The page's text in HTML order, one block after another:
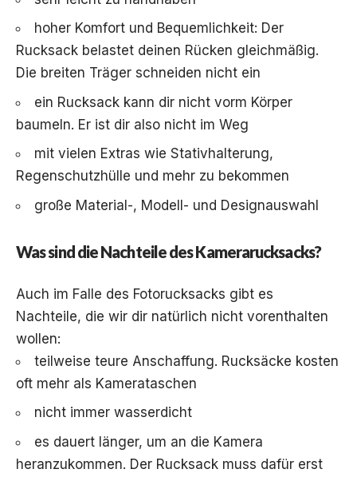
hoher Komfort und Bequemlichkeit: Der
Rucksack belastet deinen Rücken gleichmäßig.
Die breiten Träger schneiden nicht ein
ein Rucksack kann dir nicht vorm Körper
baumeln. Er ist dir also nicht im Weg
mit vielen Extras wie Stativhalterung,
Regenschutzhülle und mehr zu bekommen
große Material-, Modell- und Designauswahl
Was sind die Nachteile des Kamerarucksacks?
Auch im Falle des Fotorucksacks gibt es
Nachteile, die wir dir natürlich nicht vorenthalten
wollen:
teilweise teure Anschaffung. Rucksäcke kosten
oft mehr als Kamerataschen
nicht immer wasserdicht
es dauert länger, um an die Kamera
heranzukommen. Der Rucksack muss dafür erst